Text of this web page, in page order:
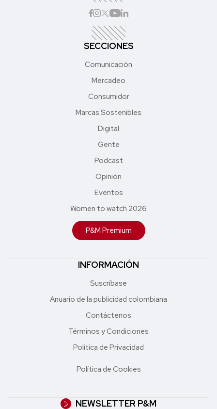
SECCIONES
Comunicación
Mercadeo
Consumidor
Marcas Sostenibles
Digital
Gente
Podcast
Opinión
Eventos
Women to watch 2026
P&M Premium
INFORMACIÓN
Suscríbase
Anuario de la publicidad colombiana
Contáctenos
Términos y Condiciones
Política de Privacidad
Política de Cookies
NEWSLETTER P&M